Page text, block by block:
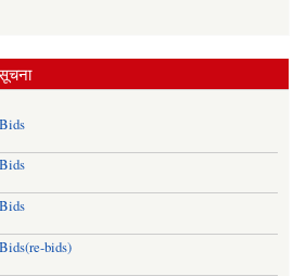
bids)